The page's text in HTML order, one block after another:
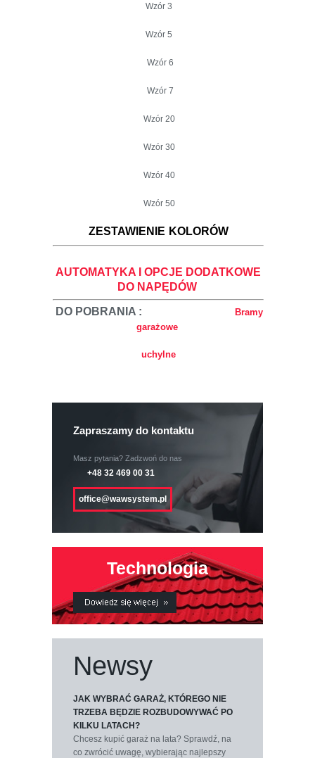
Wzór 3
Wzór 5
Wzór 6
Wzór 7
Wzór 20
Wzór 30
Wzór 40
Wzór 50
ZESTAWIENIE KOLORÓW
AUTOMATYKA I OPCJE DODATKOWE
DO NAPĘDÓW
DO POBRANIA :
Bramy
garażowe
uchylne
Zapraszamy do kontaktu
Masz pytania? Zadzwoń do nas
+48 32 469 00 31
office@wawsystem.pl
Technologia
Newsy
JAK WYBRAĆ GARAŻ, KTÓREGO NIE
TRZEBA BĘDZIE ROZBUDOWYWAĆ PO
KILKU LATACH?
Chcesz kupić garaż na lata? Sprawdź, na
co zwrócić uwagę, wybierając najlepszy